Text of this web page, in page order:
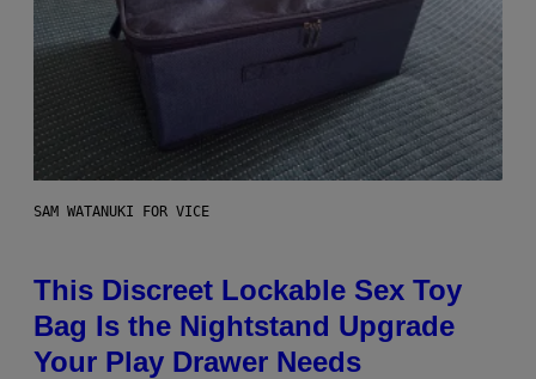
SAM WATANUKI FOR VICE
This Discreet Lockable Sex Toy
Bag Is the Nightstand Upgrade
Your Play Drawer Needs